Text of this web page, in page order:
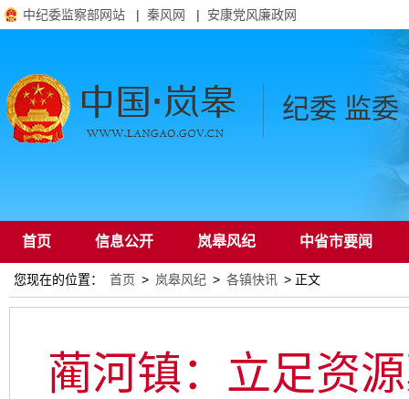
中纪委监察部网站 | 秦风网 | 安康党风廉政网
纪委 监委
首页 信息公开 岚皋风纪 中省市要闻
通知公告
您现在的位置： 首页 > 岚皋风纪 > 各镇快讯 > 正文
蔺河镇：立足资